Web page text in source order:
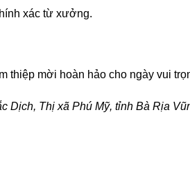
xác từ xưởng.
thiệp mời hoàn hảo cho ngày vui
Dịch, Thị xã Phú Mỹ, tỉnh Bà Rịa